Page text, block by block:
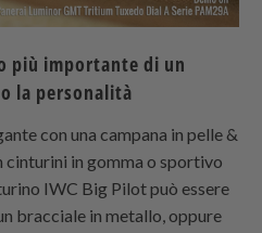
più importante di un
la personalità
con una campana in pelle &
cinturini in gomma o sportivo
IWC Big Pilot può essere
bracciale in metallo, oppure